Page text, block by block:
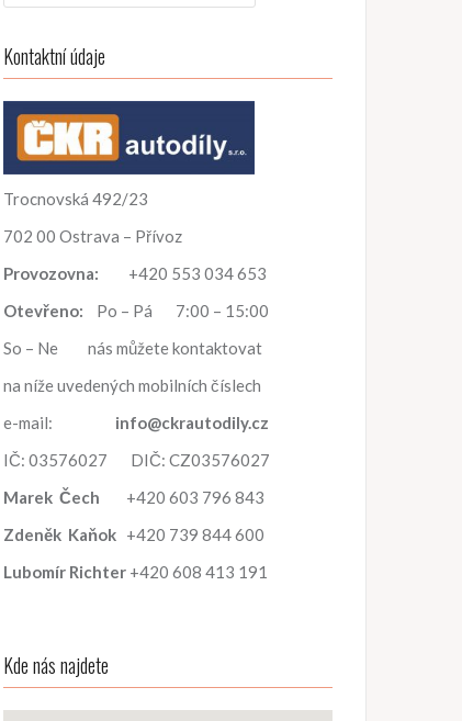
h
e
á
n
Kontaktní údaje
Trocnovská 492/23
702 00 Ostrava – Přívoz
Provozovna:
+420 553 034 653
Otevřeno: Po – Pá 7:00 – 15:00
So – Ne nás můžete kontaktovat
na níže uvedených mobilních číslech
e-mail: info@ckrautodily.cz
IČ: 03576027 DIČ: CZ03576027
Marek Čech
+420 603 796 843
Zdeněk Kaňok +420 739 844 600
Lubomír Richter +420 608 413 191
Kde nás najdete